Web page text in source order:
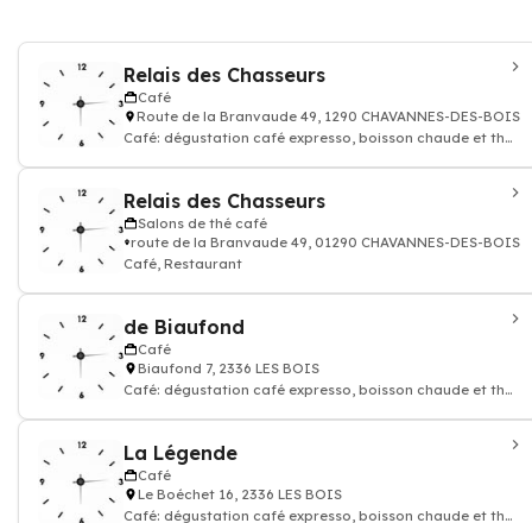
Relais des Chasseurs
Café
Route de la Branvaude 49, 1290 CHAVANNES-DES-BOIS
Café: dégustation café expresso, boisson chaude et thé,
Relais des Chasseurs
Salons de thé café
route de la Branvaude 49, 01290 CHAVANNES-DES-BOIS
Café, Restaurant
de Biaufond
Café
Biaufond 7, 2336 LES BOIS
Café: dégustation café expresso, boisson chaude et thé,
La Légende
Café
Le Boéchet 16, 2336 LES BOIS
Café: dégustation café expresso, boisson chaude et thé,